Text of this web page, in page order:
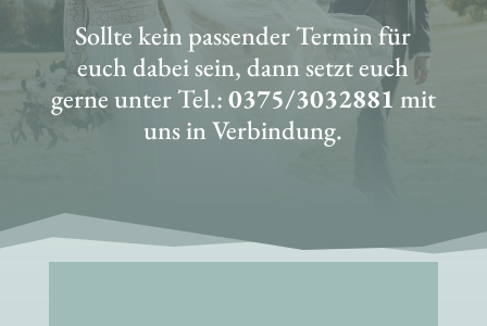
Sollte kein passender Termin für
euch dabei sein, dann setzt euch
gerne unter Tel.:0375/3032881mit
uns in Verbindung.